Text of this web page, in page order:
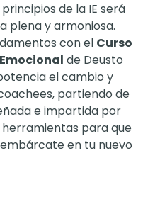
de la IE será
plena y armoniosa.
con el Curso
de Deusto
el cambio y
partiendo de
e impartida por
para que
en tu nuevo